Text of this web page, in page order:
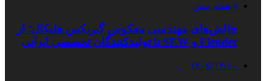
4 هفته پیش
چالش‌های مهندسی معکوس گیربکس هلیکال؛ از
Flender و SEW تا تولیدکنندگان تخصصی ایرانی
۱۴۰۵/۰۴/۱۰